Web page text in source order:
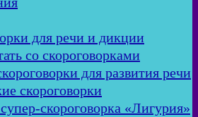
для речи и дикции
со скороговорками
для развития речи
скороговорки
скороговорка «Лигурия»